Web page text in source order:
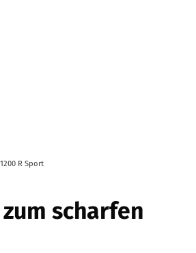
R Sport
scharfen